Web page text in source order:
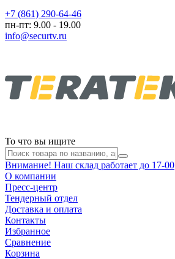
+7 (861) 290-64-46
пн-пт: 9.00 - 19.00
info@securtv.ru
То что вы ищите
Внимание! Наш склад работает до 17-00
О компании
Пресс-центр
Тендерный отдел
Доставка и оплата
Контакты
Избранное
Сравнение
Корзина